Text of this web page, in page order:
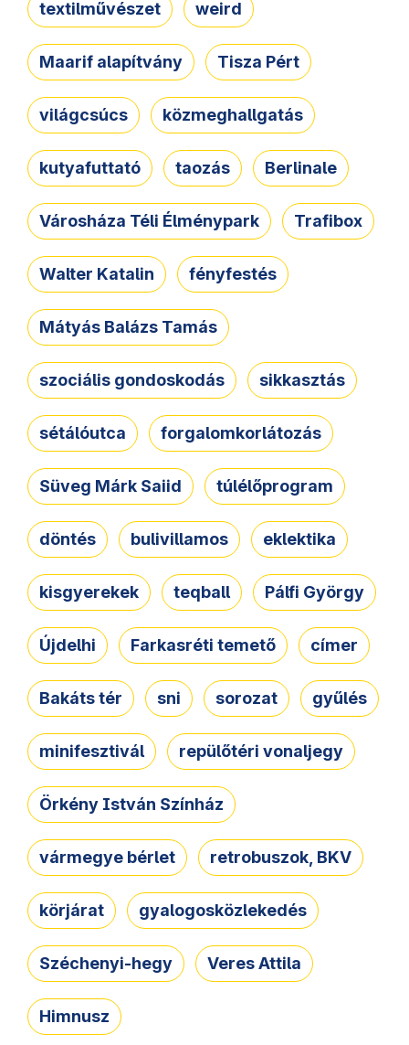
textilművészet weird
Maarif alapítvány Tisza Pért
világcsúcs közmeghallgatás
kutyafuttató taozás Berlinale
Városháza Téli Élménypark Trafibox
Walter Katalin fényfestés
Mátyás Balázs Tamás
szociális gondoskodás sikkasztás
sétálóutca forgalomkorlátozás
Süveg Márk Saiid túlélőprogram
döntés bulivillamos eklektika
kisgyerekek teqball Pálfi György
Újdelhi Farkasréti temető címer
Bakáts tér sni sorozat gyűlés
minifesztivál repülőtéri vonaljegy
Örkény István Színház
vármegye bérlet retrobuszok, BKV
körjárat gyalogosközlekedés
Széchenyi-hegy Veres Attila
Himnusz